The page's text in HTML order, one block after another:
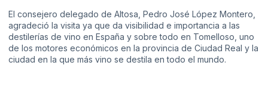
El consejero delegado de Altosa, Pedro José López Montero,
agradeció la visita ya que da visibilidad e importancia a las
destilerías de vino en España y sobre todo en Tomelloso, uno
de los motores económicos en la provincia de Ciudad Real y la
ciudad en la que más vino se destila en todo el mundo.